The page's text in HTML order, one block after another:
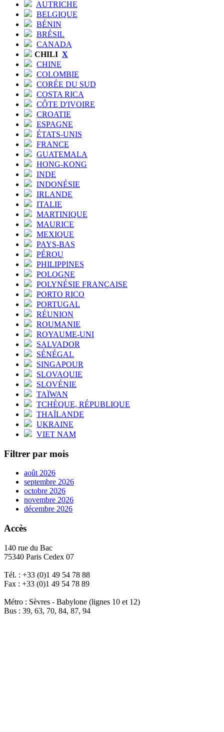
AUTRICHE
BELGIQUE
BÉNIN
BRÉSIL
CANADA
CHILI X
CHINE
COLOMBIE
CORÉE DU SUD
COSTA RICA
CÔTE D'IVOIRE
CROATIE
ESPAGNE
ÉTATS-UNIS
FRANCE
GUATEMALA
HONG-KONG
INDE
INDONÉSIE
IRLANDE
ITALIE
MARTINIQUE
MAURICE
MEXIQUE
PAYS-BAS
PÉROU
PHILIPPINES
POLOGNE
POLYNÉSIE FRANÇAISE
PORTO RICO
PORTUGAL
RÉUNION
ROUMANIE
ROYAUME-UNI
SALVADOR
SÉNÉGAL
SINGAPOUR
SLOVAQUIE
SLOVÉNIE
TAÏWAN
TCHÈQUE, RÉPUBLIQUE
THAÏLANDE
UKRAINE
VIET NAM
Filtrer par mois
août 2026
septembre 2026
octobre 2026
novembre 2026
décembre 2026
Accès
140 rue du Bac
75340 Paris Cedex 07
Tél. : +33 (0)1 49 54 78 88
Fax : +33 (0)1 49 54 78 89
Métro : Sèvres - Babylone (lignes 10 et 12)
Bus : 39, 63, 70, 84, 87, 94